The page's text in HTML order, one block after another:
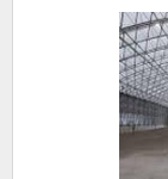
LONA